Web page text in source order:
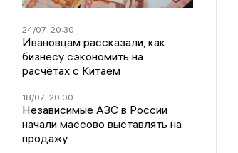
24/07 20:30
Ивановцам рассказали, как
бизнесу сэкономить на
расчётах с Китаем
18/07 20:00
Независимые АЗС в России
начали массово выставлять на
продажу